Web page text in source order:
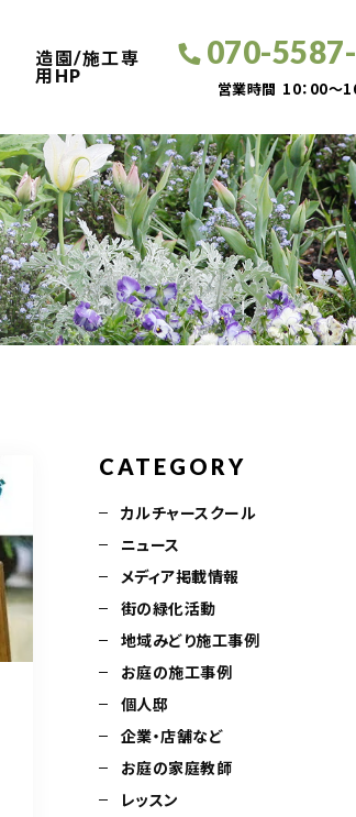
造園/施工専
用HP
070-
営業時間 10：00～
CATEGORY
カルチャースクール
ニュース
メディア掲載情報
街の緑化活動
地域みどり施工事例
お庭の施工事例
個人邸
企業・店舗など
お庭の家庭教師
レッスン